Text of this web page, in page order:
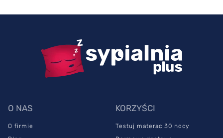
O NAS
O firmie
KORZYŚCI
Testuj materac 30 nocy